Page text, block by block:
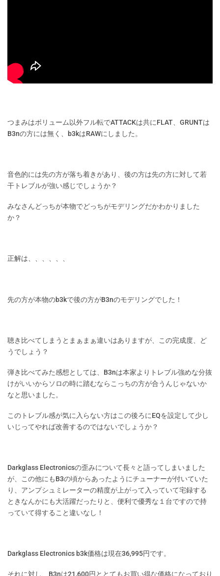
つまみはボリューム以外フル転でATTACKは共にFLAT、GRUNTは
B3nの方には無く、b3kはRAWにしました。
音色的には先の方が落ち着きがあり、後の方は先の方に対して若
干トレブルが強い感じでしょうか？
みなさんどっちが本物でどっちがモデリングだかわかりました
か？
正解は、、、、、、
先の方が本物のb3kで後の方がB3nのモデリングでした！
聴き比べてしまうとまぁまぁ違いはありますが、この完成度、ど
うでしょう？
弾き比べてみた感想としては、B3nは本家よりトレブル強めな分抜
けがいいからソロの時に踏むならこっちの方が合うんじゃないか
なと思いました。
このトレブル感が気に入らない方はこの後ろにEQを設定して少し
いじってやれば改善するのではないでしょうか？
Darkglass Electronicsの歪みについて長々と語ってしまいました
が、この他にもB3の頃からあったようにチューナーが付いていた
り、アンプシュミレーターの精度が上がって入っていて宅録する
ときなんかにも大活躍だったりと、便利で優秀な１台ですので持
っていて得すること違いなし！
Darkglass Electronics b3k価格は現在36,995円です。